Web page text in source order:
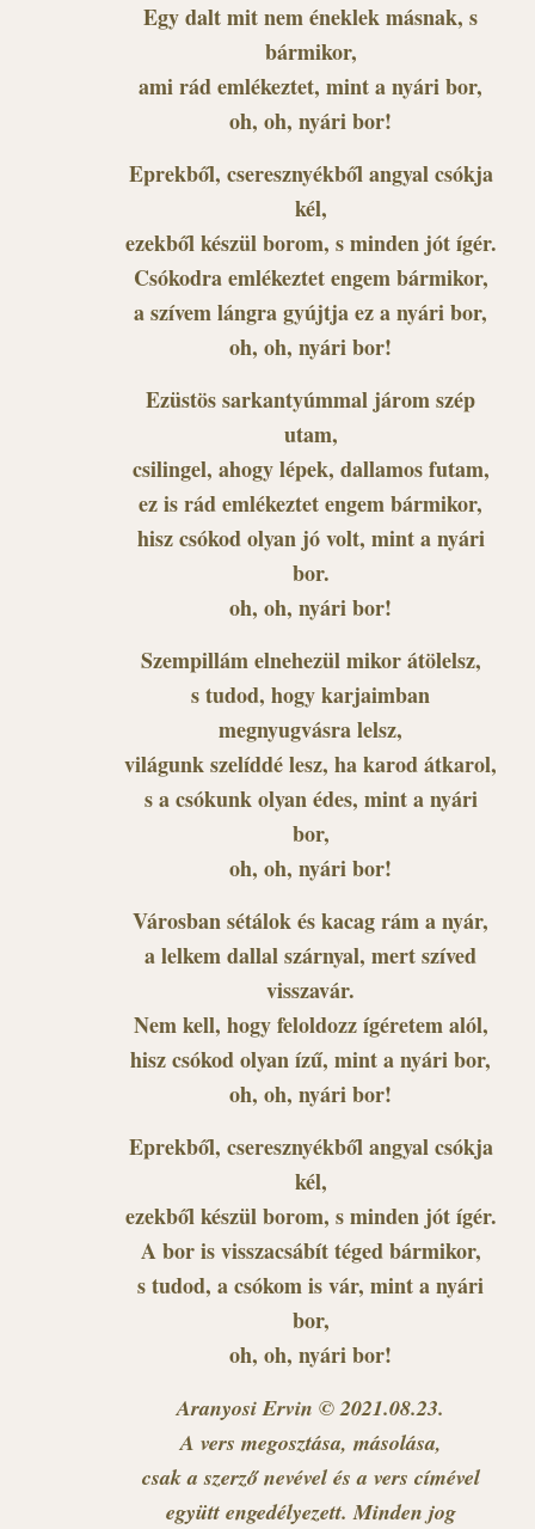
Egy dalt mit nem éneklek másnak, s
bármikor,
ami rád emlékeztet, mint a nyári bor,
oh, oh, nyári bor!
Eprekből, cseresznyékből angyal csókja
kél,
ezekből készül borom, s minden jót ígér.
Csókodra emlékeztet engem bármikor,
a szívem lángra gyújtja ez a nyári bor,
oh, oh, nyári bor!
Ezüstös sarkantyúmmal járom szép
utam,
csilingel, ahogy lépek, dallamos futam,
ez is rád emlékeztet engem bármikor,
hisz csókod olyan jó volt, mint a nyári
bor.
oh, oh, nyári bor!
Szempillám elnehezül mikor átölelsz,
s tudod, hogy karjaimban
megnyugvásra lelsz,
világunk szelíddé lesz, ha karod átkarol,
s a csókunk olyan édes, mint a nyári
bor,
oh, oh, nyári bor!
Városban sétálok és kacag rám a nyár,
a lelkem dallal szárnyal, mert szíved
visszavár.
Nem kell, hogy feloldozz ígéretem alól,
hisz csókod olyan ízű, mint a nyári bor,
oh, oh, nyári bor!
Eprekből, cseresznyékből angyal csókja
kél,
ezekből készül borom, s minden jót ígér.
A bor is visszacsábít téged bármikor,
s tudod, a csókom is vár, mint a nyári
bor,
oh, oh, nyári bor!
Aranyosi Ervin © 2021.08.23.
A vers megosztása, másolása,
csak a szerző nevével és a vers címével
együtt engedélyezett. Minden jog